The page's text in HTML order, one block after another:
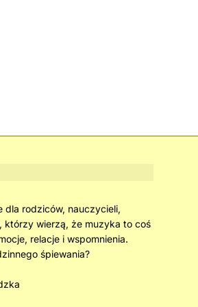
dla rodziców, nauczycieli,
którzy wierzą, że muzyka to coś
relacje i wspomnienia.
śpiewania?